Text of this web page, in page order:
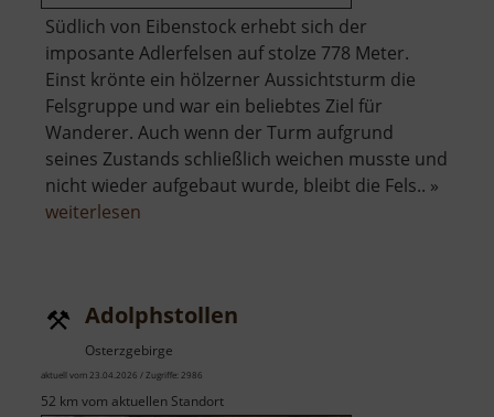
Südlich von Eibenstock erhebt sich der
imposante Adlerfelsen auf stolze 778 Meter.
Einst krönte ein hölzerner Aussichtsturm die
Felsgruppe und war ein beliebtes Ziel für
Wanderer. Auch wenn der Turm aufgrund
seines Zustands schließlich weichen musste und
nicht wieder aufgebaut wurde, bleibt die Fels.. »
weiterlesen
Adolphstollen
Osterzgebirge
aktuell vom 23.04.2026 / Zugriffe: 2986
52 km vom aktuellen Standort